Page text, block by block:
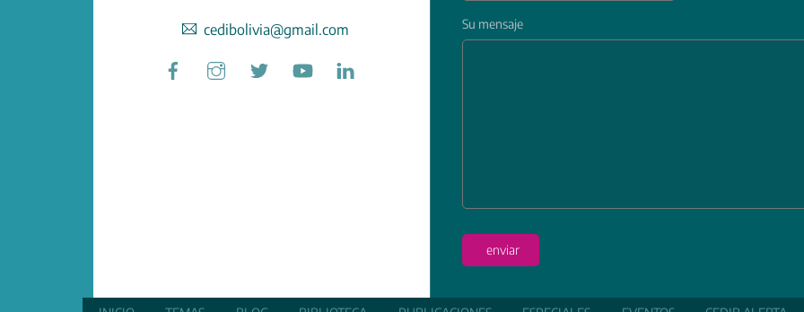
cedibolivia@gmail.com
Facebook
Su mensaje
enviar